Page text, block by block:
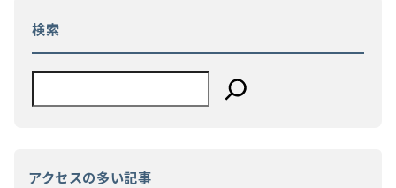
検索
アクセスの多い記事